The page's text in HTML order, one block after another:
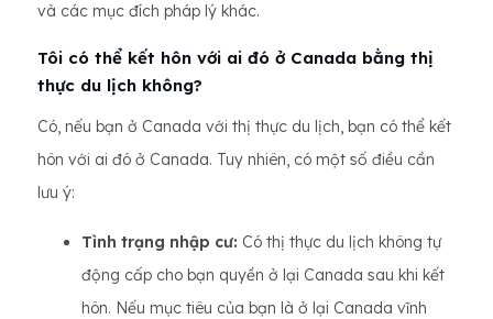
và các mục đích pháp lý khác.
Tôi có thể kết hôn với ai đó ở Canada bằng thị
thực du lịch không?
Có, nếu bạn ở Canada với thị thực du lịch, bạn có thể kết
hôn với ai đó ở Canada. Tuy nhiên, có một số điều cần
lưu ý:
Tình trạng nhập cư: Có thị thực du lịch không tự
động cấp cho bạn quyền ở lại Canada sau khi kết
hôn. Nếu mục tiêu của bạn là ở lại Canada vĩnh